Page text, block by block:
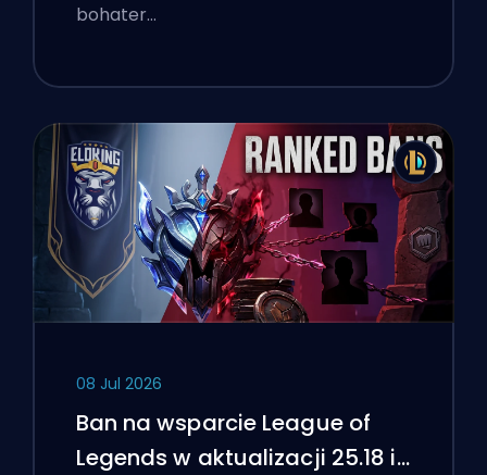
bohater…
08 Jul 2026
Ban na wsparcie League of
Legends w aktualizacji 25.18 i